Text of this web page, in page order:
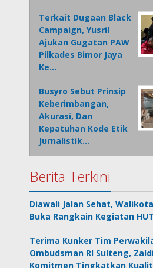
Terkait Dugaan Black
Campaign, Yusril
Ajukan Gugatan PAW
Pilkades Bimor Jaya
Ke…
Busyro Sebut Prinsip
Keberimbangan,
Akurasi, Dan
Kepatuhan Kode Etik
Jurnalistik…
Berita Terkini
Diawali Jalan Sehat,
Buka Rangkain Kegiatan
Terima Kunker Tim
Ombudsman RI Sulteng,
Komitmen Tingkatkan